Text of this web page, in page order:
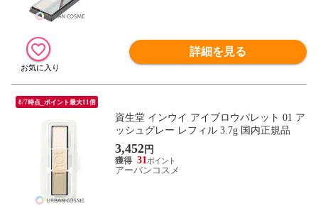
詳細を見る
8/7時点_ポイント最大11倍
資生堂 インウイ アイブロウパレット 01 ア
ッシュグレー レフィル 3.7g 国内正規品
3,452円
31
アーバンコスメ